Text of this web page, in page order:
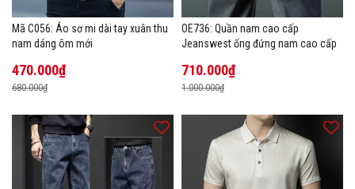
Mã C056: Áo sơ mi dài tay xuân thu
nam dáng ôm mới
470.000₫
680.000₫
OE736: Quần nam cao cấp
Jeanswest ống đứng nam cao cấp
710.000₫
1.000.000₫